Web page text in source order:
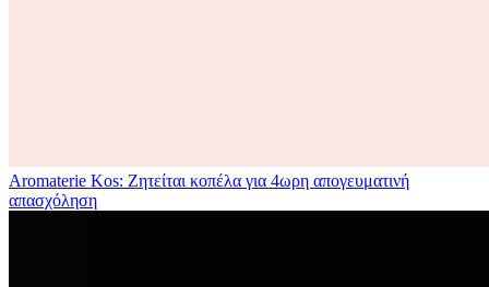
Aromaterie Kos: Ζητείται κοπέλα για 4ωρη απογευματινή
απασχόληση